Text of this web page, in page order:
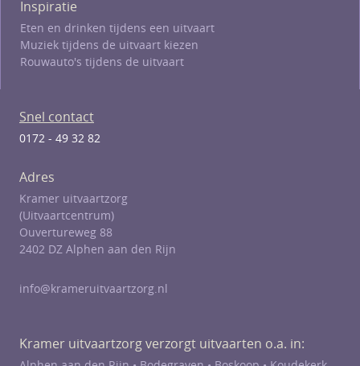
Inspiratie
Eten en drinken tijdens een uitvaart
Muziek tijdens de uitvaart kiezen
Rouwauto's tijdens de uitvaart
Snel contact
0172 - 49 32 82
Adres
Kramer uitvaartzorg
(Uitvaartcentrum)
Ouvertureweg 88
2402 DZ Alphen aan den Rijn
info@krameruitvaartzorg.nl
Kramer uitvaartzorg verzorgt uitvaarten o.a. in: